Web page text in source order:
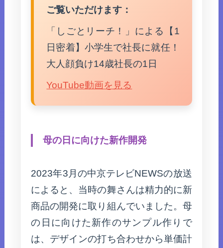
ご覧いただけます：
「しごとリーチ！」による【1
日密着】小学生で社長に就任！
大人顔負け14歳社長の1日
YouTube動画を見る
母の日に向けた新作開発
2023年3月の中京テレビNEWSの放送
によると、当時の舞さんは精力的に新
商品の開発に取り組んでいました。母
の日に向けた新作のサンプル作りで
は、デザインの打ち合わせから単価計